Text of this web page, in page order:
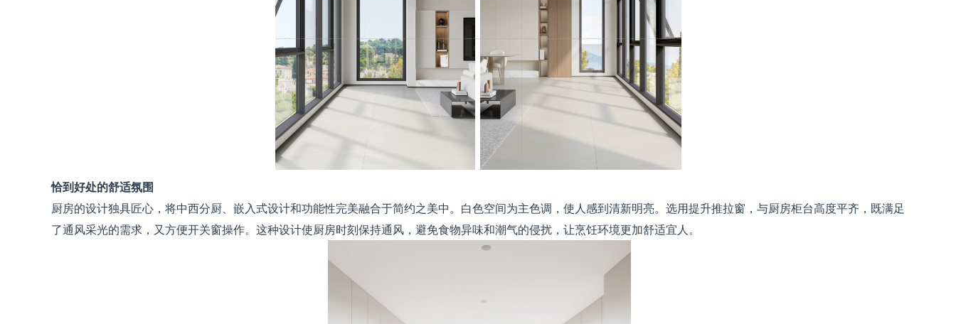
恰到好处的舒适氛围
厨房的设计独具匠心，将中西分厨、嵌入式设计和功能性完美融合于简约之美中。白色空间为主色调，使人感到清新明亮。选用提升推拉窗，与厨房柜台高度平齐，既满足
了通风采光的需求，又方便开关窗操作。这种设计使厨房时刻保持通风，避免食物异味和潮气的侵扰，让烹饪环境更加舒适宜人。